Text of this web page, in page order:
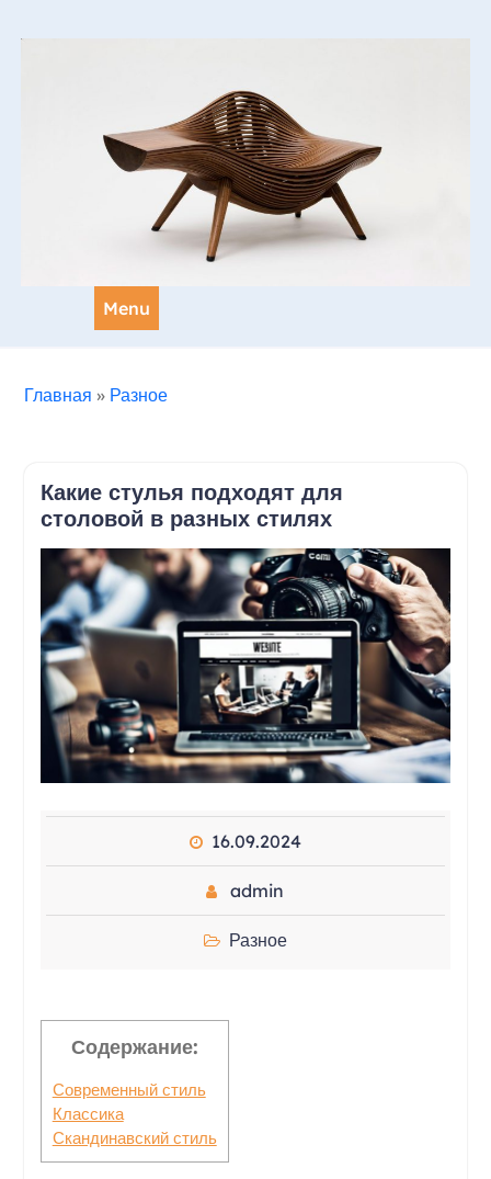
Menu
Главная » Разное
Какие стулья подходят для
столовой в разных стилях
16.09.2024
admin
Разное
Содержание:
Современный стиль
Классика
Скандинавский стиль